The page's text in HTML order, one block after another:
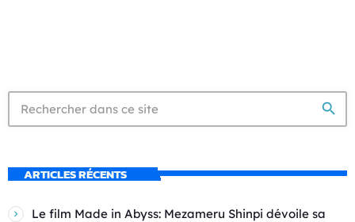
search
ARTICLES RÉCENTS
Le film Made in Abyss: Mezameru Shinpi dévoile sa